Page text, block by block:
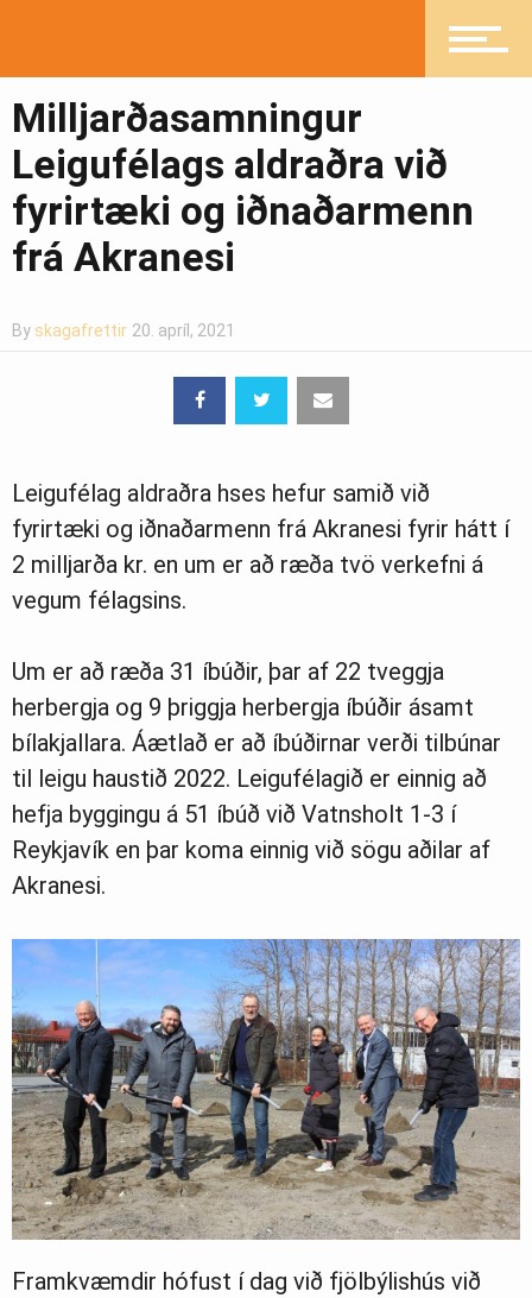
Heilsueflandi samfélag
Milljarðasamningur
Leigufélags aldraðra við
fyrirtæki og iðnaðarmenn
frá Akranesi
By skagafrettir 20. apríl, 2021
Leigufélag aldraðra hses hefur samið við
fyrirtæki og iðnaðarmenn frá Akranesi fyrir hátt í
2 milljarða kr. en um er að ræða tvö verkefni á
vegum félagsins.
Um er að ræða 31 íbúðir, þar af 22 tveggja
herbergja og 9 þriggja herbergja íbúðir ásamt
bílakjallara. Áætlað er að íbúðirnar verði tilbúnar
til leigu haustið 2022. Leigufélagið er einnig að
hefja byggingu á 51 íbúð við Vatnsholt 1-3 í
Reykjavík en þar koma einnig við sögu aðilar af
Akranesi.
Framkvæmdir hófust í dag við fjölbýlishús við